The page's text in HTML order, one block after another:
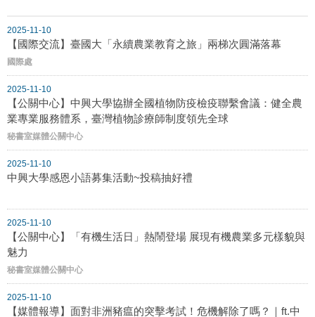
2025-11-10
【國際交流】臺國大「永續農業教育之旅」兩梯次圓滿落幕
國際處
2025-11-10
【公關中心】中興大學協辦全國植物防疫檢疫聯繫會議：健全農
業專業服務體系，臺灣植物診療師制度領先全球
秘書室媒體公關中心
2025-11-10
中興大學感恩小語募集活動~投稿抽好禮
2025-11-10
【公關中心】「有機生活日」熱鬧登場 展現有機農業多元樣貌與
魅力
秘書室媒體公關中心
2025-11-10
【媒體報導】面對非洲豬瘟的突擊考試！危機解除了嗎？｜ft.中